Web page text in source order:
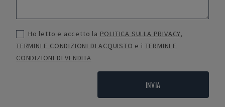
Ho letto e accetto la POLITICA SULLA PRIVACY,
TERMINI E CONDIZIONI DI ACQUISTO e i TERMINI E
CONDIZIONI DI VENDITA
INVIA